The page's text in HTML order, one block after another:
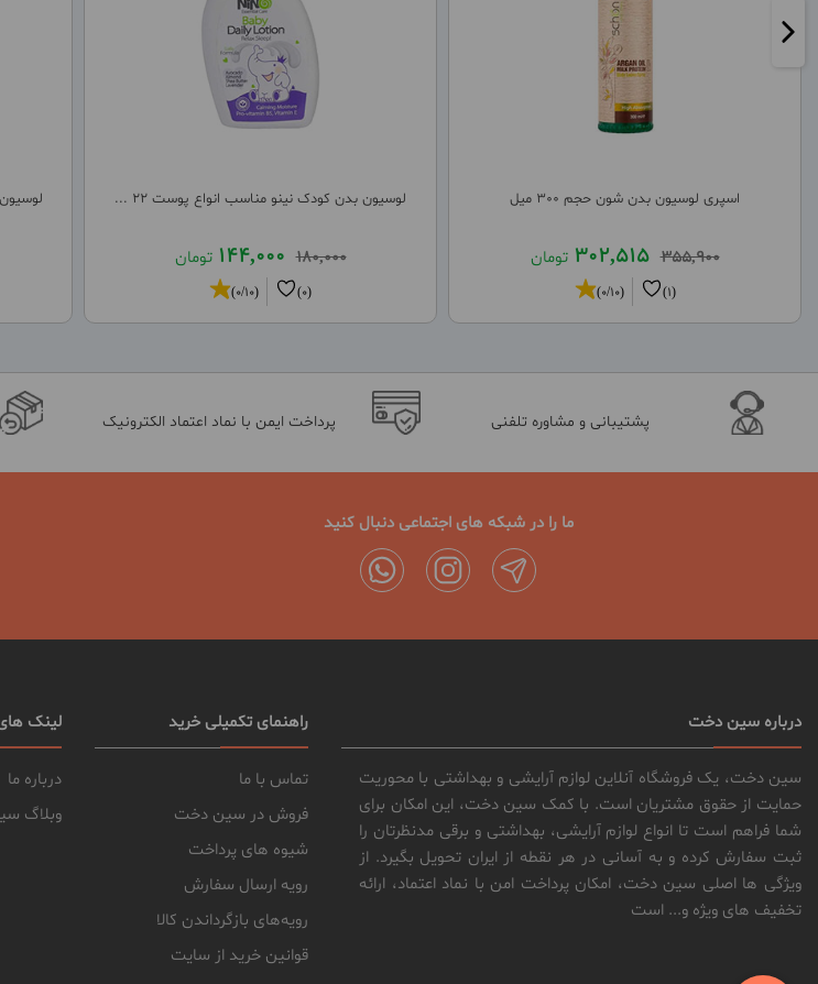
لوسیون بدن کودک نینو مناسب انواع پوست 22 ...
180,000
144,000 تومان
(0)
(0/10)
اسپری لوسیون بدن شون حجم 300 میل
355,900
302,515 تومان
(1)
(0/10)
پشتیبانی و مشاوره تلفنی پرداخت ایمن با نماد اعتماد الکترونیک
ما را در شبکه های اجتماعی دنبال کنید
درباره سین دخت
سین دخت، یک فروشگاه آنلاین لوازم آرایشی و بهداشتی با محوریت
حمایت از حقوق مشتریان است. با کمک سین دخت، این امکان برای
شما فراهم است تا انواع لوازم آرایشی، بهداشتی و برقی مدنظرتان را
ثبت سفارش کرده و به آسانی در هر نقطه از ایران تحویل بگیرد. از
ویژگی ها اصلی سین دخت، امکان پرداخت امن با نماد اعتماد، ارائه
تخفیف های ویژه و... است
راهنمای تکمیلی خرید
تماس با ما
فروش در سین دخت
شیوه های پرداخت
رویه ارسال سفارش
رویه‌های بازگرداندن کالا
قوانین خرید از سایت
لینک
درباره ما
وبلاگ